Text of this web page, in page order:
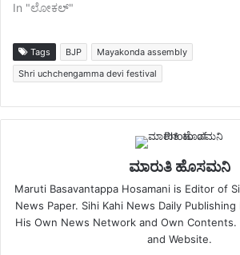
In "ಲೋಕಲ್"
Tags BJP
Mayakonda assembly
Shri uchchengamma devi festival
ಮಾರುತಿ ಹೊಸಮನಿ
Maruti Basavantappa Hosamani is Editor of
News Paper. Sihi Kahi News Daily
His Own News Network and Own
and Website.